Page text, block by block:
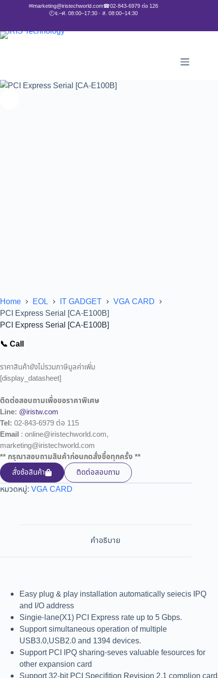
✉marketing@iristechworld.com☎02-843-6979 ต่อ 126
🕘จ.–ศ. 08:00–17:30 · ส. 08:00–14:30
Home EOL IT GADGET
VGA CARD
PCI Express Serial [CA-E100B]
PCI Express Serial [CA-E100B]
📞 Call
ราคาสินค้ายังไม่รวมภาษีมูลค่าเพิ่ม
[display_datasheet]
ติดต่อสอบถามเพื่อขอราคาพิเศษ
Line: @iristw.com
Tel: 02-843-6979 ต่อ 115
Email : online@iristechworld.com,
marketing@iristechworld.com
** กรุณาสอบถามสินค้าก่อนกดสั่งซื้อทุกครั้ง **
สั่งซ้อสินค้า
ติดต่อสอบถาม
หมวดหมู่: VGA CARD
คำอธิบาย
Easy plug & play installation automatically seiecis IPQ
and I/O address
Singie-lane(X1) PCI Express rate up to 5 Gbps.
Support simultaneous operation of multiple
USB3.0,USB2.0 and 1394 devices.
Support PCI IPQ sharing-seves valuable fesources for
other expansion card